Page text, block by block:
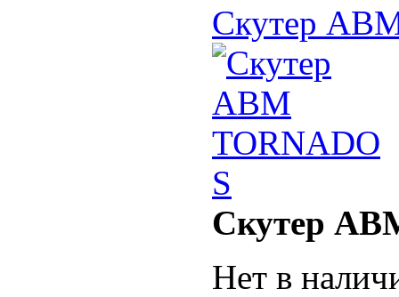
Скутер
Скутер
Нет в